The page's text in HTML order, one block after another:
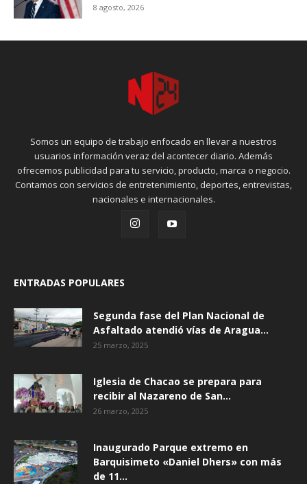
8 agosto, 2026
Somos un equipo de trabajo enfocado en llevar a nuestros
usuarios información veraz del acontecer diario. Además
ofrecemos publicidad para tu servicio, producto, marca o negocio.
Contamos con servicios de entretenimiento, deportes, entrevistas,
nacionales e internacionales.
ENTRADAS POPULARES
Segunda fase del Plan Nacional de
Asfaltado atendió vías de Aragua...
25 marzo, 2025
Iglesia de Chacao se prepara para
recibir al Nazareno de San...
26 marzo, 2025
Inaugurado Parque extremo en
Barquisimeto «Daniel Dhers» con más
de 11...